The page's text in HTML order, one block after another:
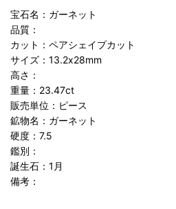
宝石名：ガーネット
品質：
カット：ペアシェイプカット
サイズ：13.2x28mm
高さ：
重量：23.47ct
販売単位：ピース
鉱物名：ガーネット
硬度：7.5
鑑別：
誕生石：1月
備考：